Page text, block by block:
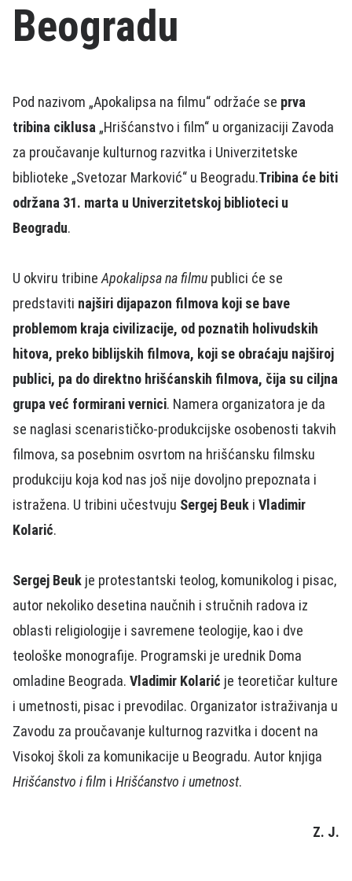
Beogradu
Pod nazivom „Apokalipsa na filmu“ održaće se prva
tribina ciklusa „Hrišćanstvo i film“ u organizaciji Zavoda
za proučavanje kulturnog razvitka i Univerzitetske
biblioteke „Svetozar Marković“ u Beogradu.Tribina će biti
održana 31. marta u Univerzitetskoj biblioteci u
Beogradu.
U okviru tribine Apokalipsa na filmu publici će se
predstaviti najširi dijapazon filmova koji se bave
problemom kraja civilizacije, od poznatih holivudskih
hitova, preko biblijskih filmova, koji se obraćaju najširoj
publici, pa do direktno hrišćanskih filmova, čija su ciljna
grupa već formirani vernici. Namera organizatora je da
se naglasi scenarističko-produkcijske osobenosti takvih
filmova, sa posebnim osvrtom na hrišćansku filmsku
produkciju koja kod nas još nije dovoljno prepoznata i
istražena. U tribini učestvuju Sergej Beuk i Vladimir
Kolarić.
Sergej Beuk je protestantski teolog, komunikolog i pisac,
autor nekoliko desetina naučnih i stručnih radova iz
oblasti religiologije i savremene teologije, kao i dve
teološke monografije. Programski je urednik Doma
omladine Beograda. Vladimir Kolarić je teoretičar kulture
i umetnosti, pisac i prevodilac. Organizator istraživanja u
Zavodu za proučavanje kulturnog razvitka i docent na
Visokoj školi za komunikacije u Beogradu. Autor knjiga
Hrišćanstvo i film i Hrišćanstvo i umetnost.
Z. J.